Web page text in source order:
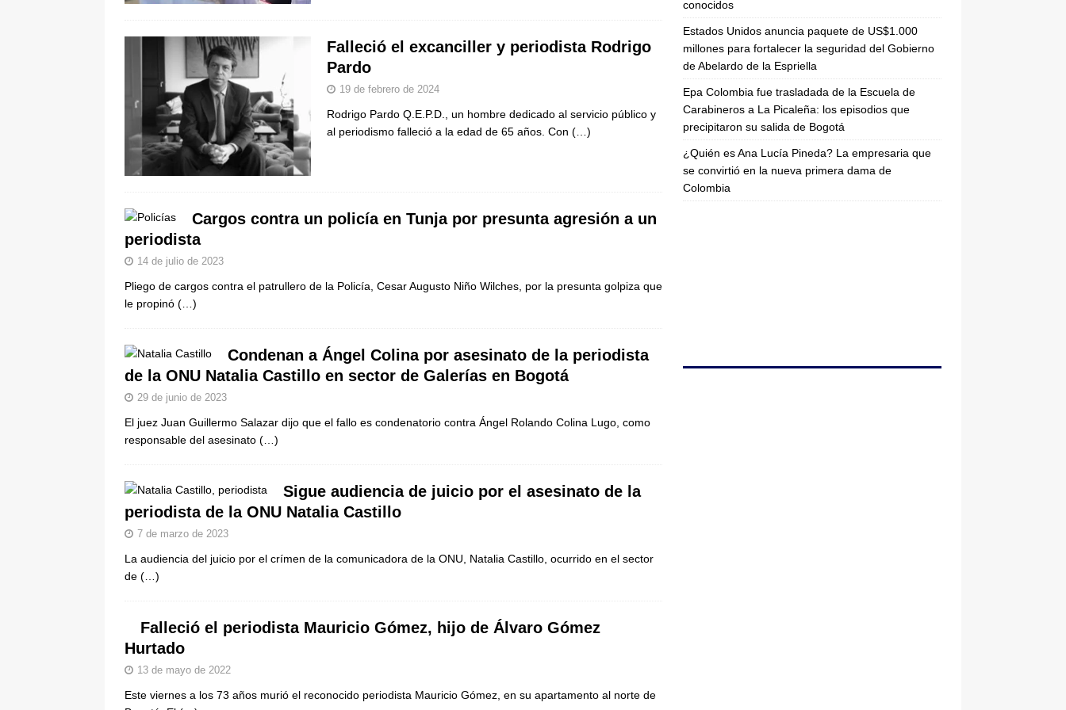
Falleció el excanciller y periodista Rodrigo
Pardo
19 de febrero de 2024
Rodrigo Pardo Q.E.P.D., un hombre dedicado al servicio público y
al periodismo falleció a la edad de 65 años. Con (…)
Cargos contra un policía en Tunja por presunta agresión a un
periodista
14 de julio de 2023
Pliego de cargos contra el patrullero de la Policía, Cesar Augusto Niño Wilches, por la presunta golpiza que
le propinó (…)
Condenan a Ángel Colina por asesinato de la periodista
de la ONU Natalia Castillo en sector de Galerías en Bogotá
29 de junio de 2023
El juez Juan Guillermo Salazar dijo que el fallo es condenatorio contra Ángel Rolando Colina Lugo, como
responsable del asesinato (…)
Sigue audiencia de juicio por el asesinato de la
periodista de la ONU Natalia Castillo
7 de marzo de 2023
La audiencia del juicio por el crímen de la comunicadora de la ONU, Natalia Castillo, ocurrido en el sector
de (…)
Falleció el periodista Mauricio Gómez, hijo de Álvaro Gómez
Hurtado
13 de mayo de 2022
Este viernes a los 73 años murió el reconocido periodista Mauricio Gómez, en su apartamento al norte de
conocidos
Estados Unidos anuncia paquete de US$1.000
millones para fortalecer la seguridad del Gobierno
de Abelardo de la Espriella
Epa Colombia fue trasladada de la Escuela de
Carabineros a La Picaleña: los episodios que
precipitaron su salida de Bogotá
¿Quién es Ana Lucía Pineda? La empresaria que
se convirtió en la nueva primera dama de
Colombia